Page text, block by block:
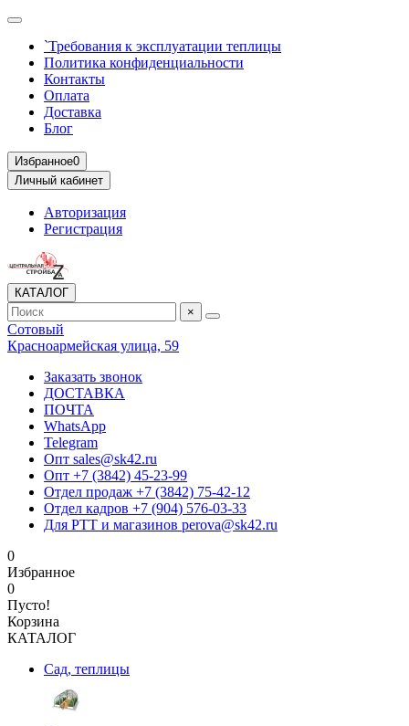
`Требования к эксплуатации теплицы
Политика конфиденциальности
Контакты
Оплата
Доставка
Блог
Избранное0
Личный кабинет
Авторизация
Регистрация
КАТАЛОГ
×
Сотовый
Красноармейская улица, 59
Заказать звонок
ДОСТАВКА
ПОЧТА
WhatsApp
Telegram
Опт sales@sk42.ru
Опт +7 (3842) 45-23-99
Отдел продаж +7 (3842) 75-42-12
Отдел кадров +7 (904) 576-03-33
Для РТТ и магазинов perova@sk42.ru
0
Избранное
0
Пусто!
Корзина
КАТАЛОГ
Сад, теплицы